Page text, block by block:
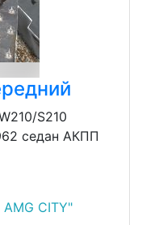
S210
седан АКПП
CITY"